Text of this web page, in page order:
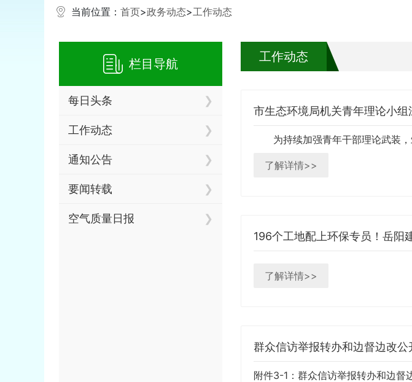
当前位置： 首页>政务动态>工作动态
栏目导航
每日头条
工作动态
通知公告
要闻转载
空气质量日报
工作动态
了解详情>>
196个工地配上环保专员！岳阳
了解详情>>
群众信访举报转办和边督边改公
附件3-1：群众信访举报转办和边督